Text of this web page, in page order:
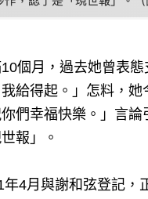
個月，過去她曾表
給得起。」怎料，
們幸福快樂。」言
報」。
4月與謝和弦登記，